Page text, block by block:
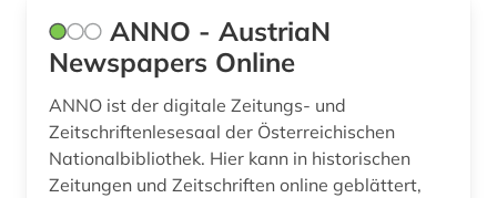
elektronisches buch (4)
elektrotechnik (2)
emblem (1)
emblematik (1)
ANNO - AustriaN
Newspapers Online
ANNO ist der digitale Zeitungs- und
Zeitschriftenlesesaal der Österreichischen
Nationalbibliothek. Hier kann in historischen
Zeitungen und Zeitschriften online geblättert,